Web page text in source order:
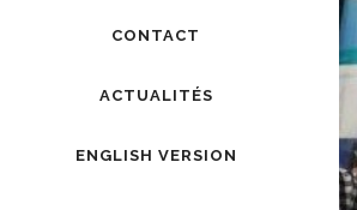
CONTACT
ACTUALITÉS
ENGLISH VERSION